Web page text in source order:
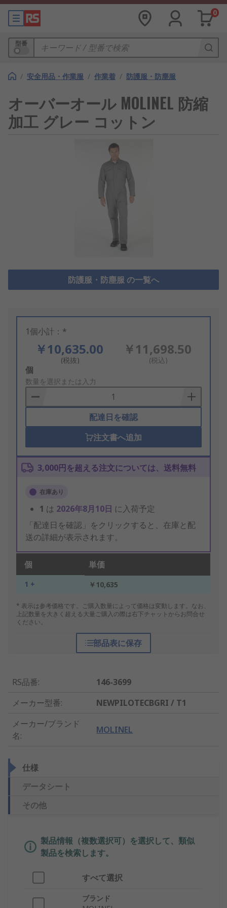
0
型番
/ 安全用品・作業服 / 作業着 / 防護服・防塵服
オーバーオール MOLINEL 防縮
加工 グレー コットン
防護服・防塵服 の一覧へ
1個小計：*
￥10,635.00
(税抜)
￥11,698.50
(税込)
Add
to
Basket
個
数量を選択または入力
配達日を確認
注文書へ追加
3,000円を超える注文については、送料無料
在庫あり
1 は 2026年8月10日 に入荷予定
「配達日を確認」をクリックすると、在庫と配
送の詳細が表示されます。
個 単価
1 + ￥10,635
* 表示は参考価格です。ご購入数量によって価格は変動します。なお、
上記数量を大きく超える大量ご購入の際は右下チャットからお問合せ
ください。
部品表に保存
RS品番:
146-3699
メーカー型番:
NEWPILOTECBGRI / T1
メーカー/ブランド
名:
MOLINEL
仕様
データシート
その他
製品情報（複数選択可）を選択して、類似
製品を検索します。
すべて選択
ブランド